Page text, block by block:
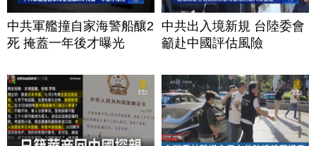
中共軍艦撞自家海警船釀2
死 掩蓋一年後才曝光
中共出入境新規 台陸委會
籲赴中國評估風險